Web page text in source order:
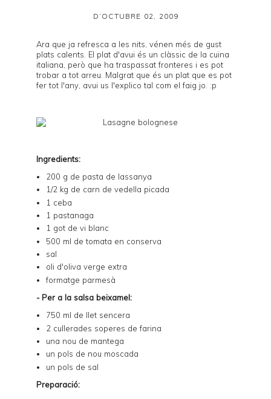
D’OCTUBRE 02, 2009
Ara que ja refresca a les nits, vénen més de gust
plats calents. El plat d'avui és un clàssic de la cuina
italiana, però que ha traspassat fronteres i es pot
trobar a tot arreu. Malgrat que és un plat que es pot
fer tot l'any, avui us l'explico tal com el faig jo. :p
Ingredients:
200 g de pasta de lassanya
1/2 kg de carn de vedella picada
1 ceba
1 pastanaga
1 got de vi blanc
500 ml de tomata en conserva
sal
oli d'oliva verge extra
formatge parmesà
- Per a la salsa beixamel:
750 ml de llet sencera
2 cullerades soperes de farina
una nou de mantega
un pols de nou moscada
un pols de sal
Preparació: